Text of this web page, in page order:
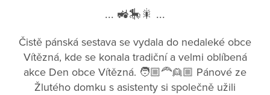
... 🚜🎠🎇 ...
Čistě pánská sestava se vydala do nedaleké obce
Vítězná, kde se konala tradiční a velmi oblíbená
akce Den obce Vítězná. 🧑🏼‍🦰👱🏼 Pánové ze
Žlutého domku s asistenty si společně užili